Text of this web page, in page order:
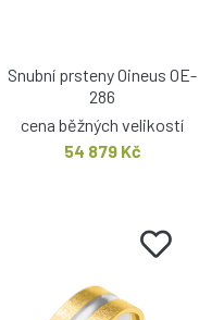
Snubní prsteny Oineus OE-
286
cena běžných velikostí
54 879 Kč